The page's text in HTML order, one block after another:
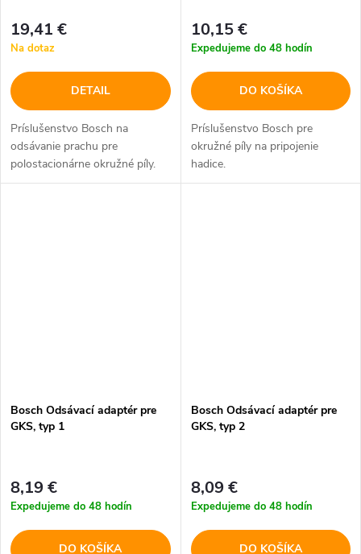
19,41 €
Na dotaz
DETAIL
Príslušenstvo Bosch na
odsávanie prachu pre
polostacionárne okružné píly.
10,15 €
Expedujeme do 48 hodín
DO KOŠÍKA
Príslušenstvo Bosch pre
okružné píly na pripojenie
hadice.
Bosch Odsávací adaptér pre
GKS, typ 1
8,19 €
Expedujeme do 48 hodín
DO KOŠÍKA
Bosch Odsávací adaptér pre
GKS, typ 2
8,09 €
Expedujeme do 48 hodín
DO KOŠÍKA